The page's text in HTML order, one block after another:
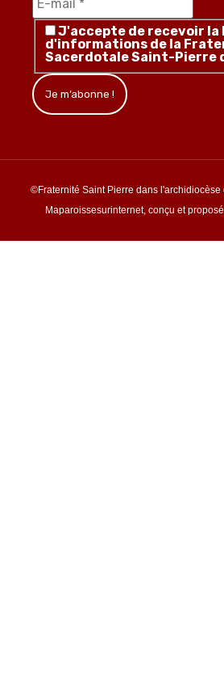
J'accepte de recevoir
d'informations de la
Sacerdotale Saint-Pierre
©Fraternité Saint Pierre dans
Maparoissesurinternet, conçu et